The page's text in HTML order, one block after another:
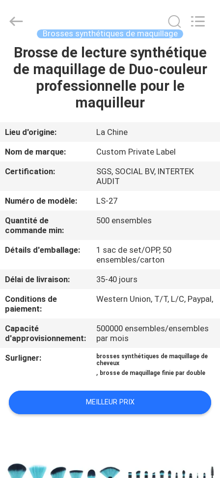
MAISON
PRODUITS
SUJET
DE
NOUS
VISITE
D'USINE
CONTRÔLE
QUALITÉ
PLAN
DU
SITE
POLICY
Chanmy
Cosmetics
Reserved.
Brosses synthétiques de maquillage
Brosse de lecture synthétique
de maquillage de Duo-couleur
professionnelle pour le
maquilleur
Lieu d'origine:
La Chine
Nom de marque:
Custom Private Label
Certification:
SGS, SOCIAL BV, INTERTEK
AUDIT
Numéro de modèle:
LS-27
Quantité de
commande min:
500 ensembles
Détails d'emballage:
1 sac de set/OPP, 50
ensembles/carton
Délai de livraison:
35-40 jours
Conditions de
paiement:
Western Union, T/T, L/C, Paypal,
Capacité
d'approvisionnement:
500000 ensembles/ensembles
par mois
Surligner:
brosses synthétiques de maquillage de
cheveux
, brosse de maquillage finie par double
MEILLEUR PRIX